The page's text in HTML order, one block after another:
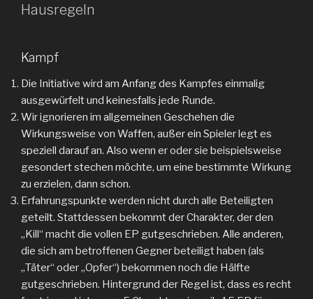
Hausregeln
Kampf
Die Initiative wird am Anfang des Kampfes einmalig
ausgewürfelt und keinesfalls jede Runde.
Wir ignorieren im allgemeinen Geschehen die
Wirkungsweise von Waffen, außer ein Spieler legt es
speziell darauf an. Also wenn er oder sie beispielsweise
gesondert stechen möchte, um eine bestimmte Wirkung
zu erzielen, dann schon.
Erfahrungspunkte werden nicht durch alle Beteiligten
geteilt. Stattdessen bekommt der Charakter, der den
„Kill“ macht die vollen EP gutgeschrieben. Alle anderen,
die sich am betroffenen Gegner beteiligt haben (als
„Täter“ oder „Opfer“) bekommen noch die Hälfte
gutgeschrieben. Hintergrund der Regel ist, dass es recht